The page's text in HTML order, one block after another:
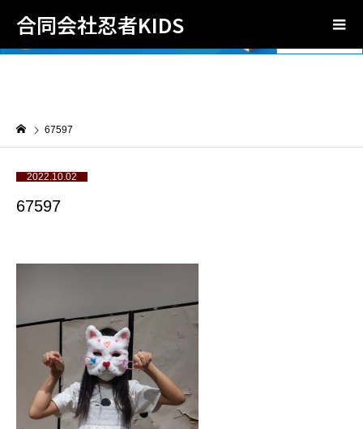
合同会社忍者KIDS
67597
2022.10.02
67597